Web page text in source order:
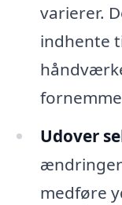
varierer.
indhente
Udover
ændringer
medføre